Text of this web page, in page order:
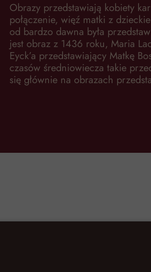
Obrazy przedstawiają kobiety
połączenie, więź matki z
od bardzo dawna była
jest obraz z 1436 roku, Maria
Eyck’a przedstawiający Matkę
czasów średniowiecza takie
się głównie na obrazach